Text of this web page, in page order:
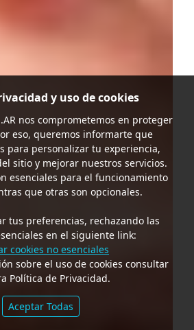
y uso de cookies
nos comprometemos en proteger
eso, queremos informarte que
para personalizar tu experiencia,
sitio y mejorar nuestros servicios.
esenciales para el funcionamiento
que otras son opcionales.
tus preferencias, rechazando las
en el siguiente link:
cookies no esenciales
sobre el uso de cookies consultar
Política de Privacidad.
Aceptar Todas